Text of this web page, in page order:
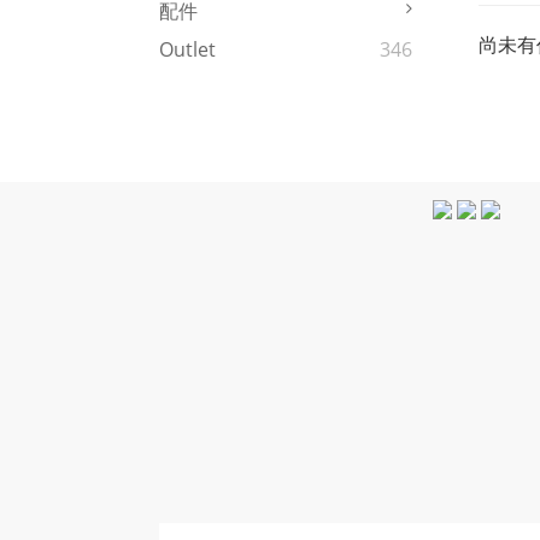
配件
Outlet
346 尚未